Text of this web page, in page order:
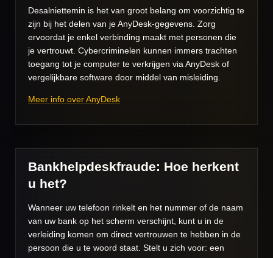
Desalniettemin is het van groot belang om voorzichtig te
zijn bij het delen van je AnyDesk-gegevens. Zorg
ervoordat je enkel verbinding maakt met personen die
je vertrouwt. Cybercriminelen kunnen immers trachten
toegang tot je computer te verkrijgen via AnyDesk of
vergelijkbare software door middel van misleiding.
Meer info over AnyDesk
Bankhelpdeskfraude: Hoe herkent
u het?
Wanneer uw telefoon rinkelt en het nummer of de naam
van uw bank op het scherm verschijnt, kunt u in de
verleiding komen om direct vertrouwen te hebben in de
persoon die u te woord staat. Stelt u zich voor: een